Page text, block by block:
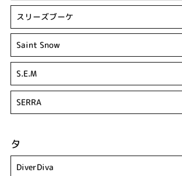
スリーズブーケ
Saint Snow
S.E.M
SERRA
タ
DiverDiva